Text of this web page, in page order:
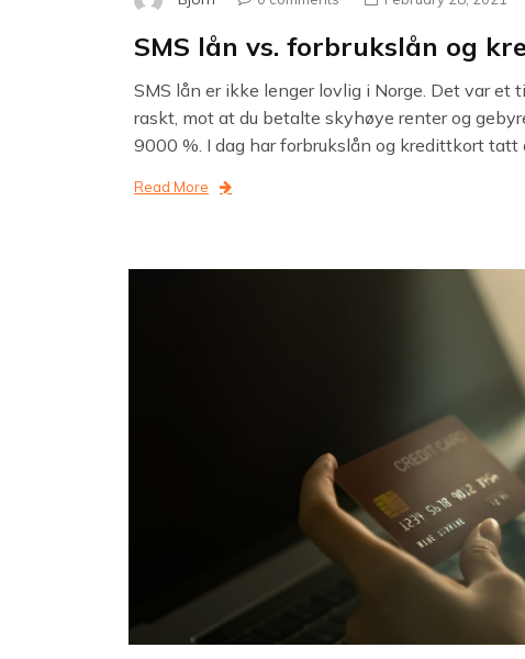
SMS lån vs. forbrukslån og
SMS lån er ikke lenger lovlig i Norge. Det var
raskt, mot at du betalte skyhøye renter og
9000 %. I dag har forbrukslån og kredittkort
Read More